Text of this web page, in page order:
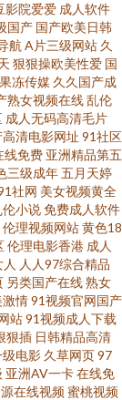
A片黑丝 三级片中日
夜福利观看下 91性
资源 国产传媒精选
费 91人妻国产丝袜
码 黄色仓库app 深
品 日韩成人网址 丁
理论在线观看 欧美
淫色网 亚洲欧洲另
视频艹 超碰资源网
影院爱爱 成人软件
国产 国产欧美日韩
航 A片三级网站 久
狠狠操欧美性爱 国
冻传媒 久久国产成
熟女视频在线乱伦
成人无码高清毛片
高清电影网址 91社区
线免费 亚洲精品第五
三级成年五月天婷
社网 美女视频黄全
小说免费成人软件
伦理视频网站黄色18
伦理电影香港 成人
人人97综合精品
另类国产在线熟女
情91视频官网国产
站91视频成人下载
狠插 日韩精品高清
级电影 久草网页97
亚洲AV一卡在线免
在线视频蜜桃视频